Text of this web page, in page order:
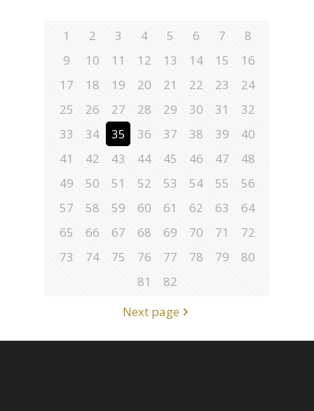
1 2 3 4 5 6 7
8
9
10 11 12 13 14 15
16
17
18 19 20 21 22 23
24
25
26 27 28 29 30 31
32
33
34 35 36 37 38 39
40
41
42 43 44 45 46 47
48
49
50 51 52 53 54 55
56
57
58 59 60 61 62 63
64
65
66 67 68 69 70 71
72
73
74 75 76 77 78 79
80
81
82
Next page